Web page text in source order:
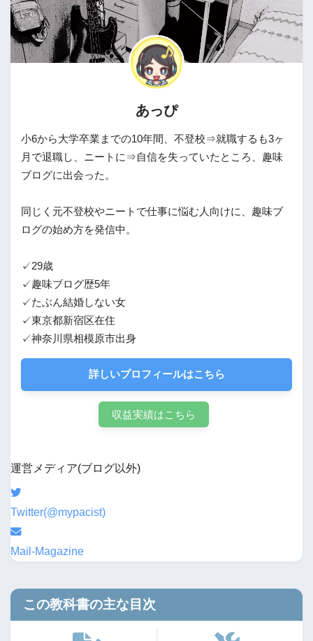
あっぴ
小6から大学卒業までの10年間、不登校⇒就職するも3ヶ
月で退職し、ニートに⇒自信を失っていたところ、趣味
ブログに出会った。
同じく元不登校やニートで仕事に悩む人向けに、趣味ブ
ログの始め方を発信中。
✓29歳
✓趣味ブログ歴5年
✓たぶん結婚しない女
✓東京都新宿区在住
✓神奈川県相模原市出身
詳しいプロフィールはこちら
収益実績はこちら
運営メディア(ブログ以外)
Twitter(@mypacist)
Mail-Magazine
この教科書の主な目次